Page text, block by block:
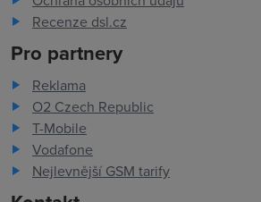
Recenze dsl.cz
Pro partnery
Reklama
O2 Czech Republic
T-Mobile
Vodafone
Nejlevnější GSM tarify